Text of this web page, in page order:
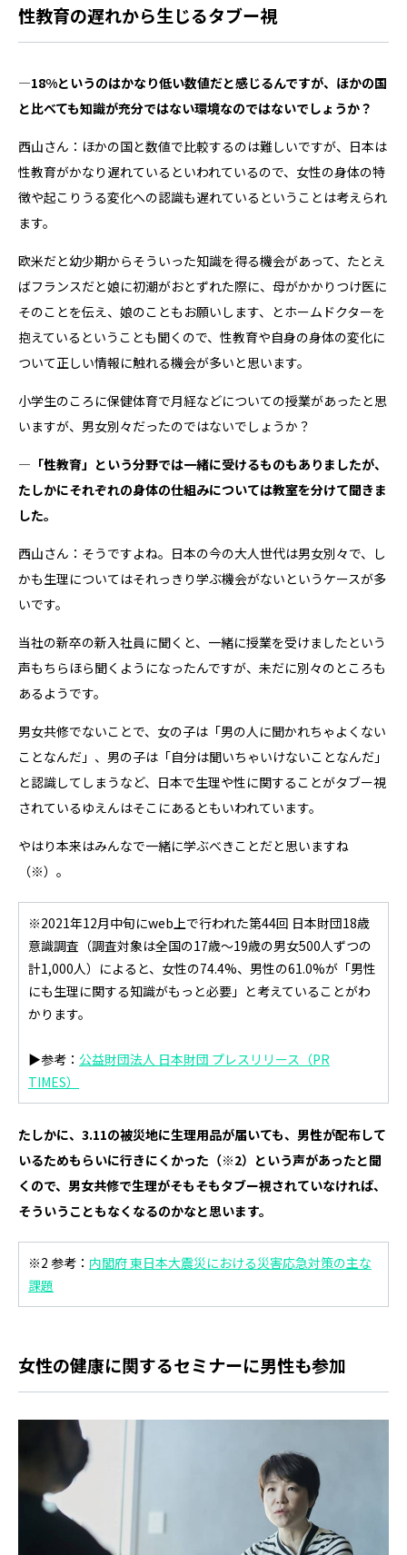
性教育の遅れから生じるタブー視
―18%というのはかなり低い数値だと感じるんですが、ほかの国
と比べても知識が充分ではない環境なのではないでしょうか？
西山さん：ほかの国と数値で比較するのは難しいですが、日本は
性教育がかなり遅れているといわれているので、女性の身体の特
徴や起こりうる変化への認識も遅れているということは考えられ
ます。
欧米だと幼少期からそういった知識を得る機会があって、たとえ
ばフランスだと娘に初潮がおとずれた際に、母がかかりつけ医に
そのことを伝え、娘のこともお願いします、とホームドクターを
抱えているということも聞くので、性教育や自身の身体の変化に
ついて正しい情報に触れる機会が多いと思います。
小学生のころに保健体育で月経などについての授業があったと思
いますが、男女別々だったのではないでしょうか？
―「性教育」という分野では一緒に受けるものもありましたが、
たしかにそれぞれの身体の仕組みについては教室を分けて聞きま
した。
西山さん：そうですよね。日本の今の大人世代は男女別々で、し
かも生理についてはそれっきり学ぶ機会がないというケースが多
いです。
当社の新卒の新入社員に聞くと、一緒に授業を受けましたという
声もちらほら聞くようになったんですが、未だに別々のところも
あるようです。
男女共修でないことで、女の子は「男の人に聞かれちゃよくない
ことなんだ」、男の子は「自分は聞いちゃいけないことなんだ」
と認識してしまうなど、日本で生理や性に関することがタブー視
されているゆえんはそこにあるともいわれています。
やはり本来はみんなで一緒に学ぶべきことだと思いますね
（※） 。
※2021年12月中旬にweb上で行われた第44回 日本財団18歳
意識調査（調査対象は全国の17歳～19歳の男女500人ずつの
計1,000人）によると、女性の74.4%、男性の61.0%が「男性
にも生理に関する知識がもっと必要」と考えていることがわ
かります。
▶参考： 公益財団法人 日本財団 プレスリリース（PR
TIMES）
――たしかに、3.11の被災地に生理用品が届いても、男性が配布して
いるためもらいに行きにくかった （※2） という声があったと聞
くので、男女共修で生理がそもそもタブー視されていなければ、
そういうこともなくなるのかなと思います。
※2 参考： 内閣府 東日本大震災における災害応急対策の主な
課題
女性の健康に関するセミナーに男性も参加